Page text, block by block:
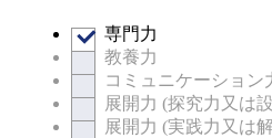
専門力
教養力
コミュニケーション
展開力 (探究力又は
展開力 (実践力又は